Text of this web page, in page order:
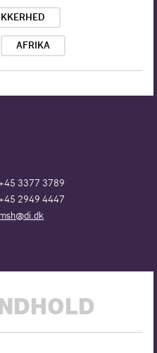
AFRIKA
+45 3377 3789
+45 2949 4447
msh@di.dk